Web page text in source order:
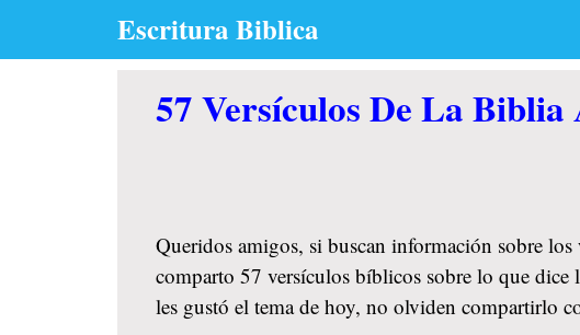
Escritura Biblica
57 Versículos De La
Queridos amigos, si buscan información sobre los
comparto 57 versículos bíblicos sobre lo que dice
les gustó el tema de hoy, no olviden compartirlo